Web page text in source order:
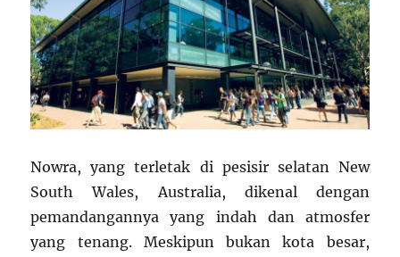
Nowra, yang terletak di pesisir selatan New
South Wales, Australia, dikenal dengan
pemandangannya yang indah dan atmosfer
yang tenang. Meskipun bukan kota besar,